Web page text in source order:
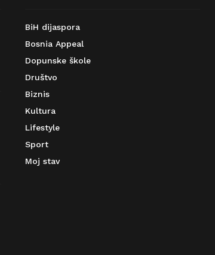
BiH dijaspora
Bosnia Appeal
Dopunske škole
Društvo
Biznis
Kultura
Lifestyle
Sport
Moj stav